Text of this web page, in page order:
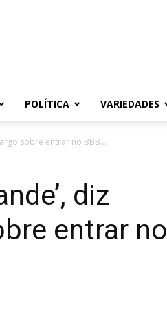
POLÍTICA VARIEDADES
sobre entrar no BBB...
diz
entrar no